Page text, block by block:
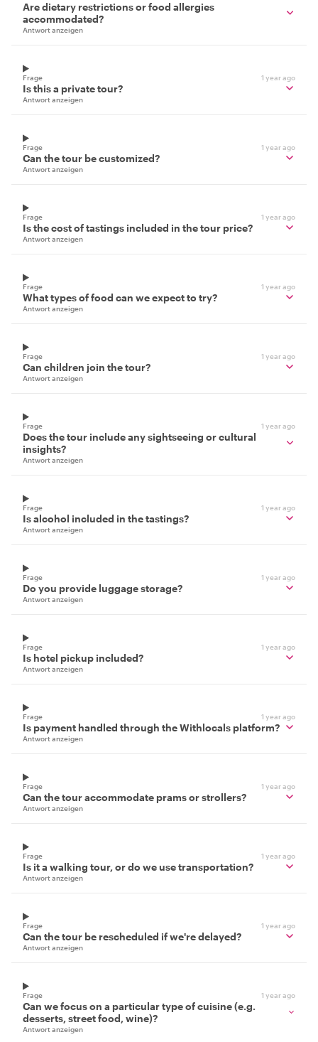
Are dietary restrictions or food allergies
accommodated?
Antwort anzeigen
Frage 1 year ago
Is this a private tour?
Antwort anzeigen
Frage 1 year ago
Can the tour be customized?
Antwort anzeigen
Frage 1 year ago
Is the cost of tastings included in the tour price?
Antwort anzeigen
Frage 1 year ago
What types of food can we expect to try?
Antwort anzeigen
Frage 1 year ago
Can children join the tour?
Antwort anzeigen
Frage 1 year ago
Does the tour include any sightseeing or cultural
insights?
Antwort anzeigen
Frage 1 year ago
Is alcohol included in the tastings?
Antwort anzeigen
Frage 1 year ago
Do you provide luggage storage?
Antwort anzeigen
Frage 1 year ago
Is hotel pickup included?
Antwort anzeigen
Frage 1 year ago
Is payment handled through the Withlocals platform?
Antwort anzeigen
Frage 1 year ago
Can the tour accommodate prams or strollers?
Antwort anzeigen
Frage 1 year ago
Is it a walking tour, or do we use transportation?
Antwort anzeigen
Frage 1 year ago
Can the tour be rescheduled if we're delayed?
Antwort anzeigen
Frage 1 year ago
Can we focus on a particular type of cuisine (e.g.
desserts, street food, wine)?
Antwort anzeigen